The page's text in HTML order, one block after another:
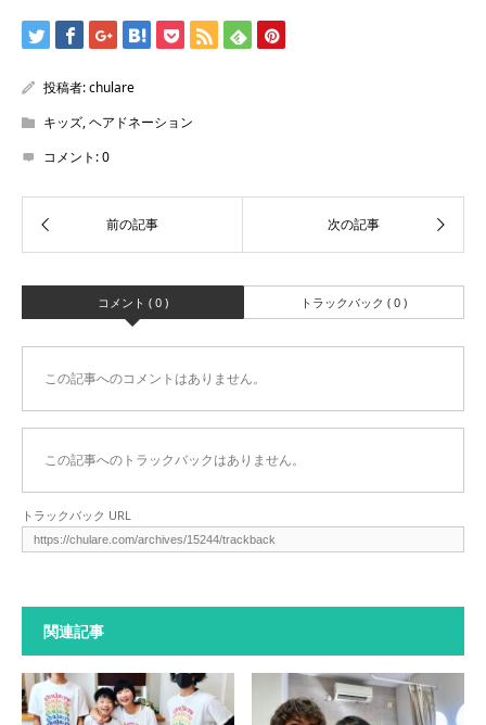
投稿者:chulare
キッズ,ヘアドネーション
コメント:0
コメント ( 0 ) トラックバック ( 0 )
この記事へのコメントはありません。
この記事へのトラックバックはありません。
トラックバック URL
関連記事